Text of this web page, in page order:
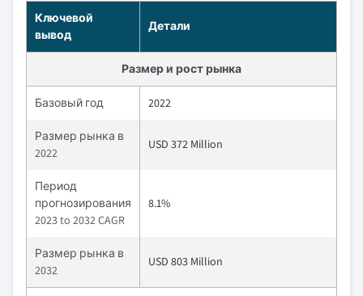
Ключевой
вывод
Детали
Размер и рост рынка
Базовый год 2022
Размер рынка в
2022
USD 372 Million
Период
прогнозирования
2023 to 2032 CAGR
8.1%
Размер рынка в
2032
USD 803 Million